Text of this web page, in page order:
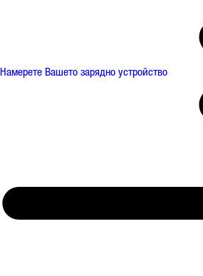
Намерете Вашето зарядно устройство